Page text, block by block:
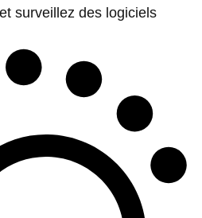
surveillez des logiciels